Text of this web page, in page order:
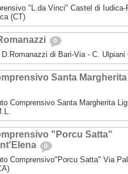
"L.da Vinci" Castel di
(CT)
0
di Bari-Via - C. Ulpiani
Santa Margherita
Comprensivo Santa Margherita
"Porcu Satta"
0
Comprensivo"Porcu Satta" Via